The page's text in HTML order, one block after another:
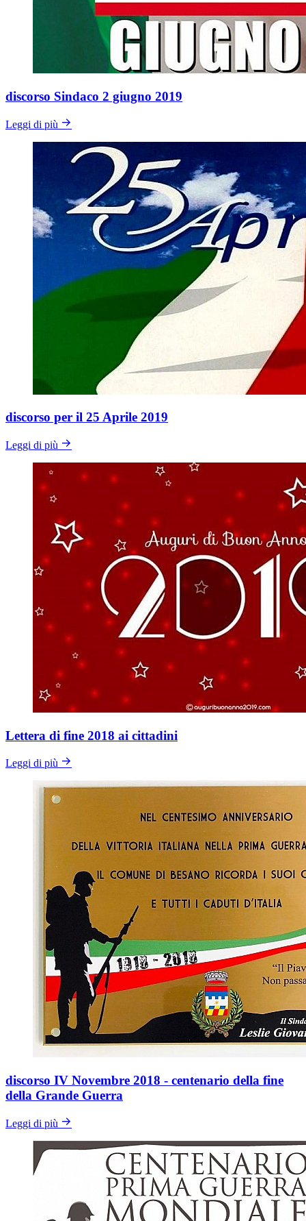
discorso Sindaco 2 giugno 2019
Leggi di più
discorso per il 25 Aprile 2019
Leggi di più
Lettera di fine 2018 ai cittadini
Leggi di più
discorso IV Novembre 2018 - centenario della fine
della Grande Guerra
Leggi di più